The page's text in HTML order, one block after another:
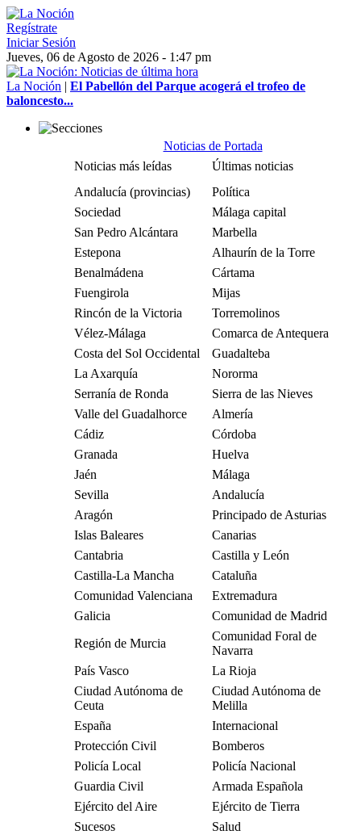
Regístrate
Iniciar Sesión
Jueves, 06 de Agosto de 2026 - 1:47 pm
La Noción | El Pabellón del Parque acogerá el trofeo de
baloncesto...
Noticias de Portada
Noticias más leídas
Últimas noticias
Andalucía (provincias)
Política
Sociedad
Málaga capital
San Pedro Alcántara
Marbella
Estepona
Alhaurín de la Torre
Benalmádena
Cártama
Fuengirola
Mijas
Rincón de la Victoria
Torremolinos
Vélez-Málaga
Comarca de Antequera
Costa del Sol Occidental
Guadalteba
La Axarquía
Nororma
Serranía de Ronda
Sierra de las Nieves
Valle del Guadalhorce
Almería
Cádiz
Córdoba
Granada
Huelva
Jaén
Málaga
Sevilla
Andalucía
Aragón
Principado de Asturias
Islas Baleares
Canarias
Cantabria
Castilla y León
Castilla-La Mancha
Cataluña
Comunidad Valenciana
Extremadura
Galicia
Comunidad de Madrid
Región de Murcia
Comunidad Foral de
Navarra
País Vasco
La Rioja
Ciudad Autónoma de
Ceuta
Ciudad Autónoma de
Melilla
España
Internacional
Protección Civil
Bomberos
Policía Local
Policía Nacional
Guardia Civil
Armada Española
Ejército del Aire
Ejército de Tierra
Sucesos
Salud